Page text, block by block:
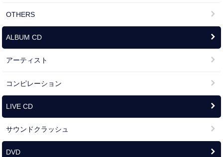
OTHERS
ALBUM CD
アーティスト
コンピレーション
LIVE CD
サウンドクラッシュ
DVD